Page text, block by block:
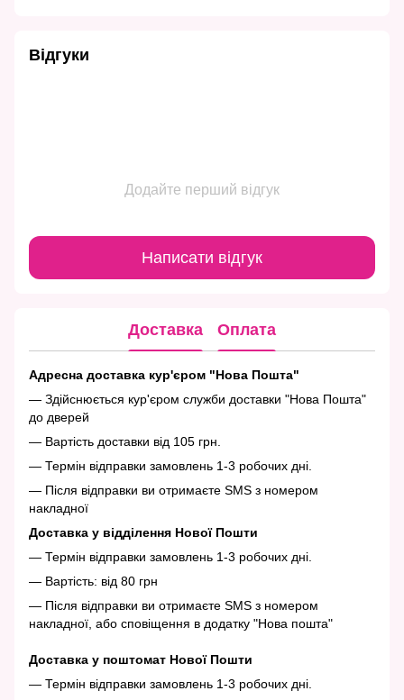
Відгуки
Додайте перший відгук
Написати відгук
Доставка Оплата
Адресна доставка кур'єром "Нова Пошта"
— Здійснюється кур'єром служби доставки "Нова Пошта"
до дверей
— Вартість доставки від 105 грн.
— Термін відправки замовлень 1-3 робочих дні.
— Після відправки ви отримаєте SMS з номером
накладної
Доставка у відділення Нової Пошти
— Термін відправки замовлень 1-3 робочих дні.
— Вартість: від 80 грн
— Після відправки ви отримаєте SMS з номером
накладної, або сповіщення в додатку "Нова пошта"
Доставка у поштомат Нової Пошти
— Термін відправки замовлень 1-3 робочих дні.